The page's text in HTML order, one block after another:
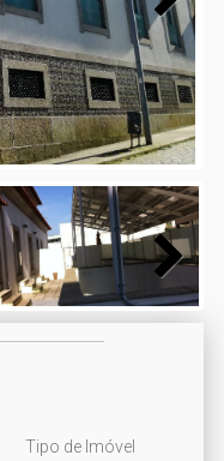
Next
Next
Tipo de Imóvel